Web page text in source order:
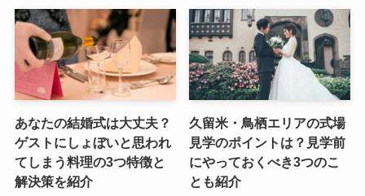
あなたの結婚式は大丈夫？
ゲストにしょぼいと思われ
てしまう料理の3つ特徴と
解決策を紹介
久留米・鳥栖エリアの式場
見学のポイントは？見学前
にやっておくべき3つのこ
とも紹介